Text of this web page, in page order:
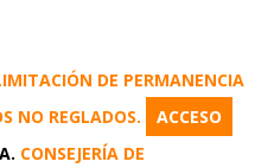
DE PERMANENCIA
NO REGLADOS.
ACCESO
CONSEJERÍA DE